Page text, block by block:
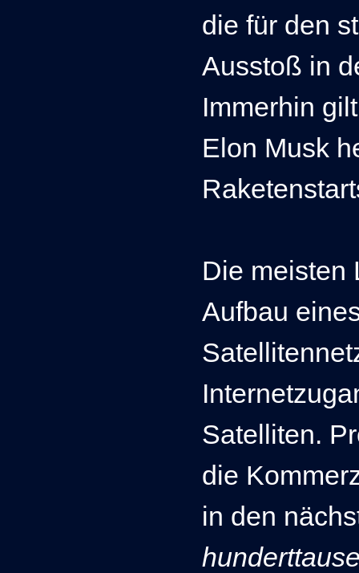
die für den
Ausstoß in
Immerhin
Elon Musk
Die meisten
Aufbau
Satelliten.
die
in den